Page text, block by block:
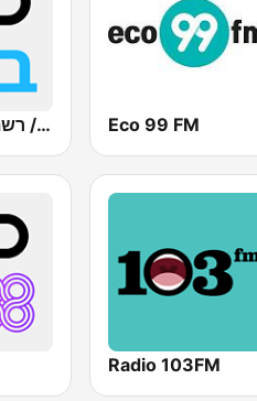
Kan Bet (כאן ב' / רשת ב') Eco 99 FM
Radio 103FM